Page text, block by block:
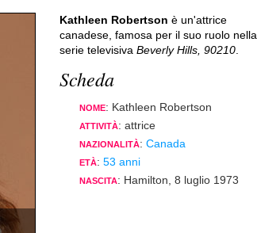
Kathleen Robertson è un'attrice
canadese, famosa per il suo ruolo nella
serie televisiva Beverly Hills, 90210
Scheda
NOME: Kathleen Robertson
ATTIVITÀ: attrice
NAZIONALITÀ: Canada
ETÀ: 53 anni
NASCITA: Hamilton, 8 luglio 1973